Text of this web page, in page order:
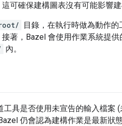
可確保建構圖表沒有可能影響
目錄，在執行時做為動作的
著，Bazel 會使用作業系統提
內。
具是否使用未宣告的輸入檔案
仍會認為建構作業是最新狀